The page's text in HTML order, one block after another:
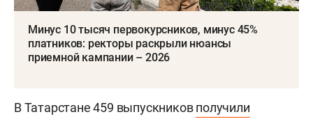
Минус 10 тысяч первокурсников, минус 45%
платников: ректоры раскрыли нюансы
приемной кампании – 2026
В Татарстане 459 выпускниковполучили